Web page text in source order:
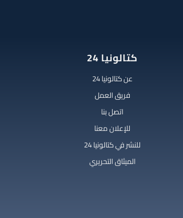
كتالونيا 24
عن كتالونيا 24
فريق العمل
اتصل بنا
للإعلان معنا
للنشر في كتالونيا 24
الميثاق التحريري